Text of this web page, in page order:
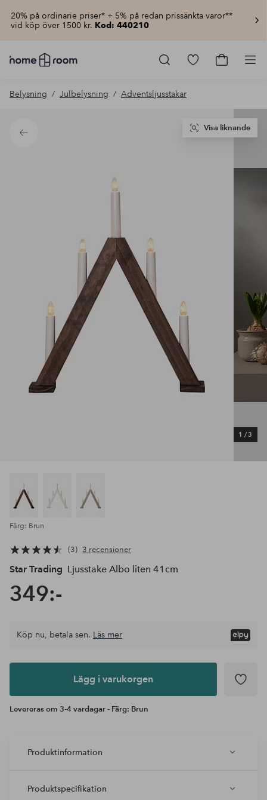
20% på ordinarie priser* + 5% på redan prissänkta varor**
vid köp över 1500 kr. Kod: 440210
Homeroom
–
hemmet
pris
Gå
Gå
Belysning Julbelysning Adventsljusstakar
Tillbaka
1 /3
Visa liknande
Färg: Brun
3 3 recensioner
Star Trading Ljusstake Albo liten 41cm
349:-
Lägg i
Köp nu, betala sen. Läs mer
Lägg i varukorgen
Levereras om 3-4 vardagar - Färg: Brun
Produktinformation
Produktspecifikation